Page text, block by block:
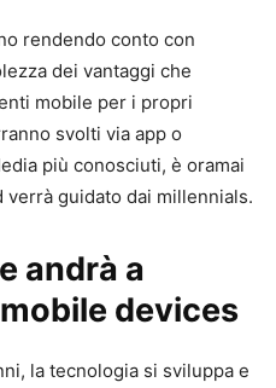
rendendo conto con
dei vantaggi che
mobile per i propri
svolti via app o
più conosciuti, è oramai
guidato dai millennials.
andrà a
devices
la tecnologia si sviluppa e